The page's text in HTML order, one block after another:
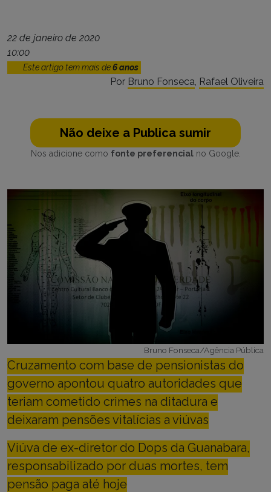
22 de janeiro de 2020
10:00
Este artigo tem mais de6 anos
Por Bruno Fonseca, Rafael Oliveira
Não deixe a Publica sumir
Nos adicione como fonte preferencialno Google.
Bruno Fonseca/Agência Pública
Cruzamento com base de pensionistas do
governo apontou quatro autoridades que
teriam cometido crimes na ditadura e
deixaram pensões vitalícias a viúvas
Viúva de ex-diretor do Dops da Guanabara,
responsabilizado por duas mortes, tem
pensão paga até hoje